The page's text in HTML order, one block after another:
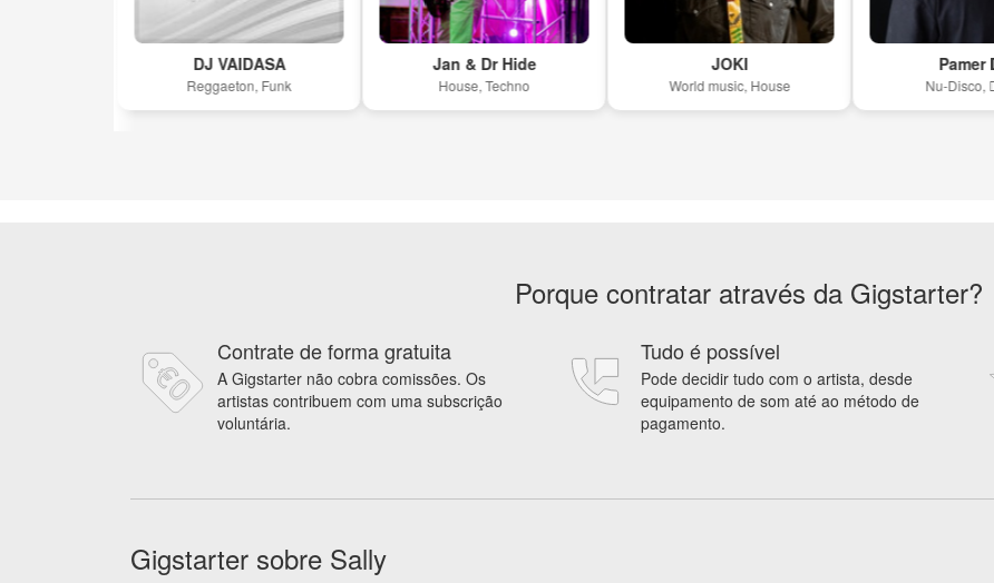
DJ VAIDASA
Reggaeton, Funk
Jan & Dr Hide
House, Techno
JOKI
World music, House
Pamer DJ
Nu-Disco, Disco
Porque contratar através da Gigstarter?
Contrate de forma gratuita
A Gigstarter não cobra comissões. Os
artistas contribuem com uma subscrição
voluntária.
Tudo é possível
Pode decidir tudo com o artista, desde
equipamento de som até ao método de
pagamento.
Gigstarter sobre Sally